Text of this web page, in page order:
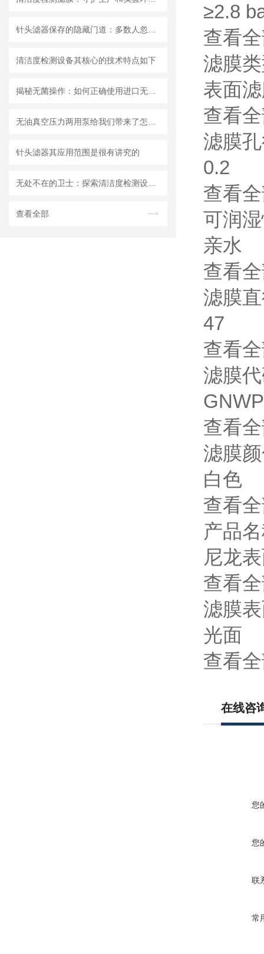
清洁度检测设备其核心的技术特点如下
针头滤器其应用范围是很有讲究的
查看全部
≥2.8
查看
滤膜
表面
查看
滤膜
0.2
查看
可润
亲水
查看
滤膜
47
查看
滤膜
GNWP
查看
滤膜
白色
查看
产品
尼龙
查看
滤膜
光面
查看
在线咨
您
您
联
常